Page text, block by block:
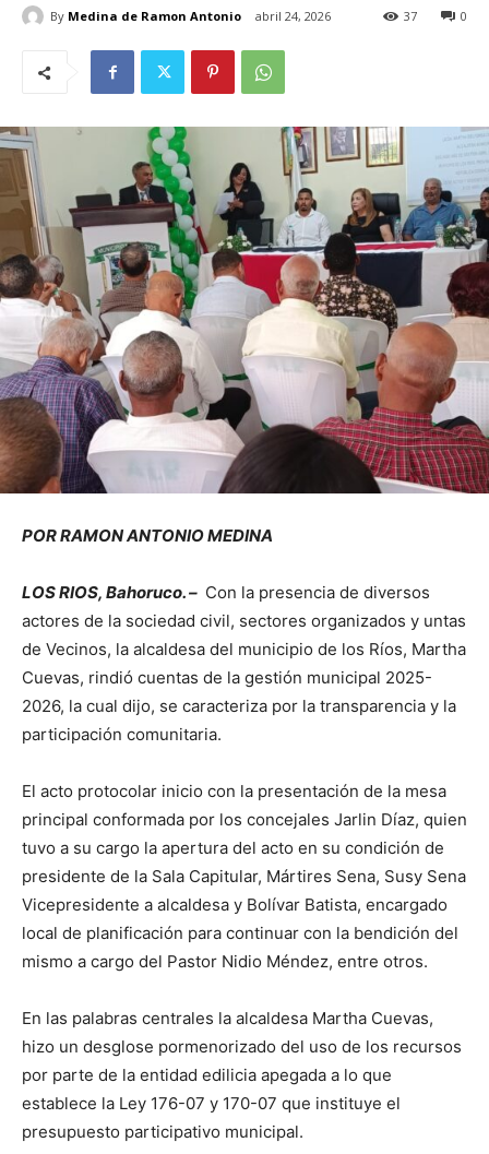
By Medina de Ramon Antonio abril 24, 2026 0
37
POR RAMON ANTONIO MEDINA
LOS RIOS, Bahoruco. – Con la presencia de diversos
actores de la sociedad civil, sectores organizados y untas
de Vecinos, la alcaldesa del municipio de los Ríos, Martha
Cuevas, rindió cuentas de la gestión municipal 2025-
2026, la cual dijo, se caracteriza por la transparencia y la
participación comunitaria.
El acto protocolar inicio con la presentación de la mesa
principal conformada por los concejales Jarlin Díaz, quien
tuvo a su cargo la apertura del acto en su condición de
presidente de la Sala Capitular, Mártires Sena, Susy Sena
Vicepresidente a alcaldesa y Bolívar Batista, encargado
local de planificación para continuar con la bendición del
mismo a cargo del Pastor Nidio Méndez, entre otros.
En las palabras centrales la alcaldesa Martha Cuevas,
hizo un desglose pormenorizado del uso de los recursos
por parte de la entidad edilicia apegada a lo que
establece la Ley 176-07 y 170-07 que instituye el
presupuesto participativo municipal.